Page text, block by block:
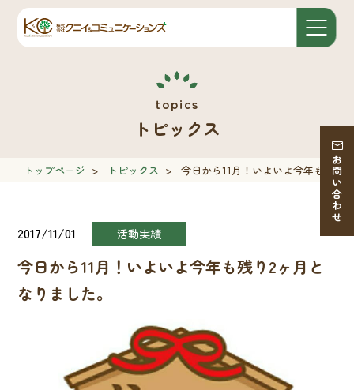
お問い合わせ
トピックス
トップページ > トピックス > 今日から11月！いよいよ今年も残り
2017/11/01 活動実績
今日から11月！いよいよ今年も残り2ヶ月と
なりました。